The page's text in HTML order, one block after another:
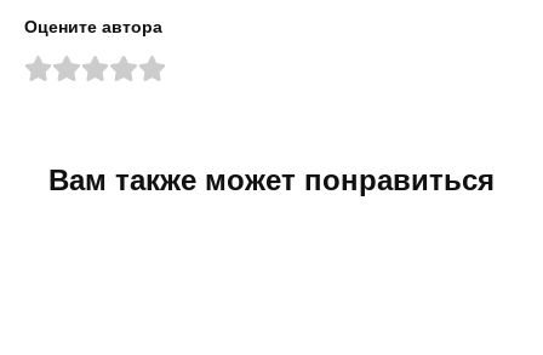
Оцените автора
Вам также может понравиться